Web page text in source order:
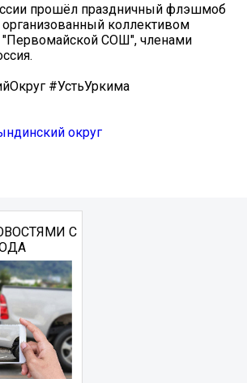
прошёл праздничный флэшмоб
коллективом
СОШ", членами
#УстьУркима
округ
С